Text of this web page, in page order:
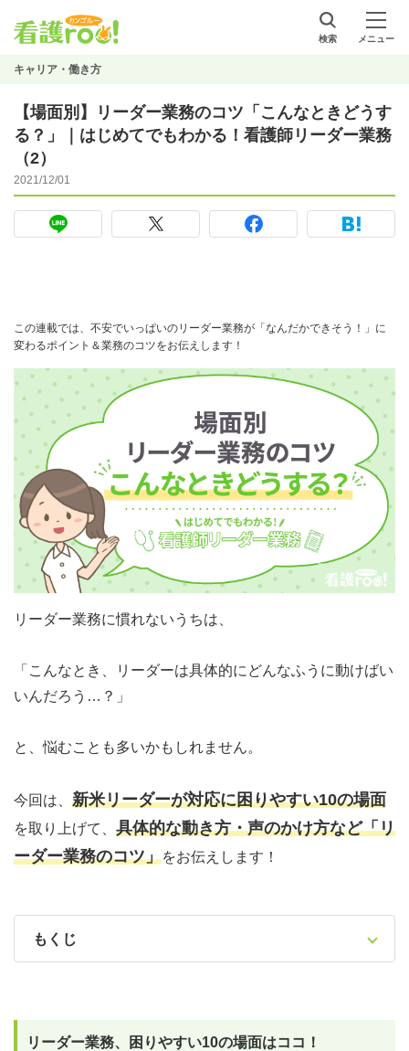
検索 メニュー
キャリア・働き方
【場面別】リーダー業務のコツ「こんなときどうす
る？」｜はじめてでもわかる！看護師リーダー業務
（2）
2021/12/01
この連載では、不安でいっぱいのリーダー業務が「なんだかできそう！」に
変わるポイント＆業務のコツをお伝えします！
リーダー業務に慣れないうちは、
「こんなとき、リーダーは具体的にどんなふうに動けばい
いんだろう…？」
と、悩むことも多いかもしれません。
今回は、 新米リーダーが対応に困りやすい10の場面
を取り上げて、 具体的な動き方・声のかけ方など「リ
ーダー業務のコツ」をお伝えします！
もくじ
リーダー業務、困りやすい10の場面はココ！